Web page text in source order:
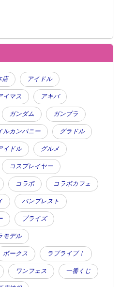
店 アイドル
イマス アキバ
ガンダム ガンプラ
ルカンパニー グラドル
イドル グルメ
コスプレイヤー
コラボ コラボカフェ
バンプレスト
プライズ
モデル
ボークス ラブライブ！
ワンフェス 一番くじ